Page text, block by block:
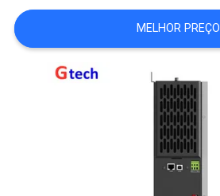
MAPA
MELHOR PREÇO